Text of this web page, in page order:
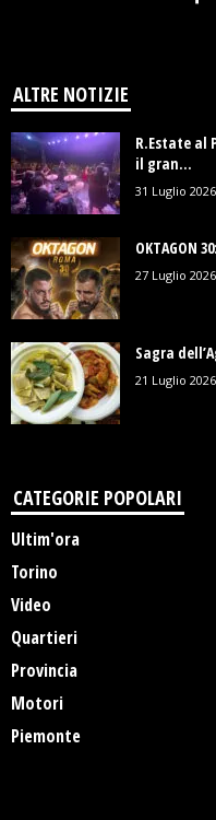
ALTRE NOTIZIE
R.Estate al
il gran...
31 Luglio 2026
OKTAGON
27 Luglio 2026
Sagra
21 Luglio 2026
CATEGORIE POPOLARI
Ultim'ora
Torino
Video
Quartieri
Provincia
Motori
Piemonte